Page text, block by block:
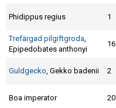
Phidippus regius 1
Trefärgad pilgiftgroda,
Epipedobates anthonyi
16
Guldgecko, Gekko badenii 2
Boa imperator 20